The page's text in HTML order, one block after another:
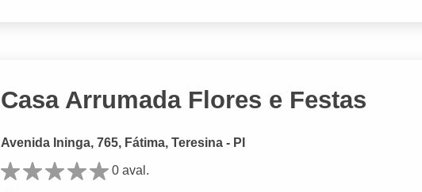
Casa Arrumada Flores e Festas
Avenida Ininga, 765, Fátima, Teresina - PI
0 aval.